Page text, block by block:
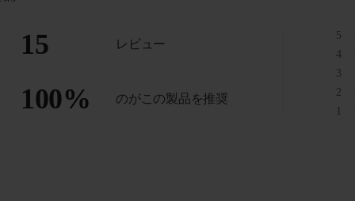
15 レビュー
100% のがこの製品を推奨
5
4
3
2